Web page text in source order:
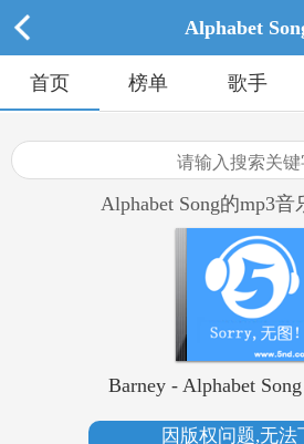
Alphabet
首页 榜单 歌手
Alphabet Song的mp3
Barney - Alphabet
因版权问题,无法